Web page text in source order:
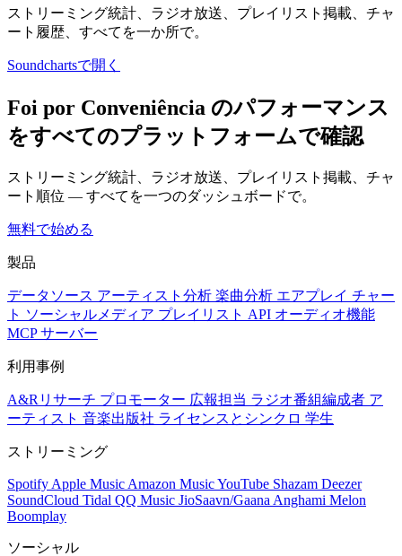
ストリーミング統計、ラジオ放送、プレイリスト掲載、チャ
ート履歴、すべてを一か所で。
Soundchartsで開く
Foi por Conveniência のパフォーマンス
をすべてのプラットフォームで確認
ストリーミング統計、ラジオ放送、プレイリスト掲載、チャ
ート順位 — すべてを一つのダッシュボードで。
無料で始める
製品
データソース アーティスト分析 楽曲分析 エアプレイ チャー
ト ソーシャルメディア プレイリスト API オーディオ機能
MCP サーバー
利用事例
A&Rリサーチ プロモーター 広報担当 ラジオ番組編成者 ア
ーティスト 音楽出版社 ライセンスとシンクロ 学生
ストリーミング
Spotify Apple Music Amazon MusicYouTube Shazam Deezer
SoundCloud Tidal QQ Music JioSaavn/Gaana Anghami Melon
Boomplay
ソーシャル